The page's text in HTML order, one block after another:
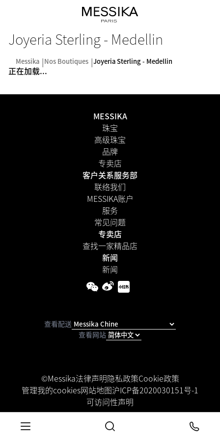
Joyeria Sterling - Medellin
Messika Nos Boutiques Joyeria Sterling - Medellin
正在加载...
MESSIKA
珠宝
高级珠宝
品牌
专卖店
客户关系服务部
联络我们
MESSIKA账户
服务
常见问题
专卖店
查找一家精品店
新闻
新闻
©Messika法律声明隐私政策Cookie政策
管理我的cookies网站地图沪ICP备2020030151号-1
可访问性声明
查看配送
查看网站